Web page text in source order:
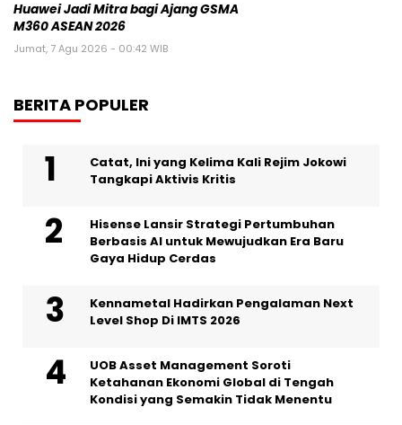
Huawei Jadi Mitra bagi Ajang GSMA
M360 ASEAN 2026
Jumat, 7 Agu 2026 - 00:42 WIB
BERITA POPULER
Catat, Ini yang Kelima Kali Rejim Jokowi
Tangkapi Aktivis Kritis
Hisense Lansir Strategi Pertumbuhan
Berbasis AI untuk Mewujudkan Era Baru
Gaya Hidup Cerdas
Kennametal Hadirkan Pengalaman Next
Level Shop Di IMTS 2026
UOB Asset Management Soroti
Ketahanan Ekonomi Global di Tengah
Kondisi yang Semakin Tidak Menentu